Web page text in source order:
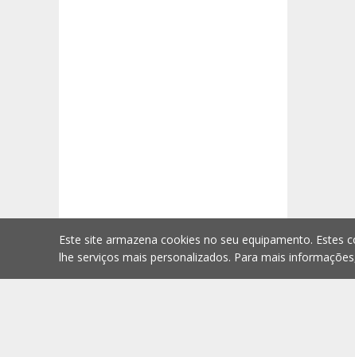
Este site armazena cookies no seu equipamento. Estes
lhe serviços mais personalizados. Para mais